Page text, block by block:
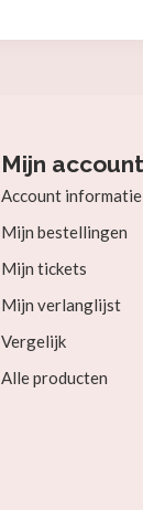
Mijn account
Account informatie
Mijn bestellingen
Mijn tickets
Mijn verlanglijst
Vergelijk
Alle producten